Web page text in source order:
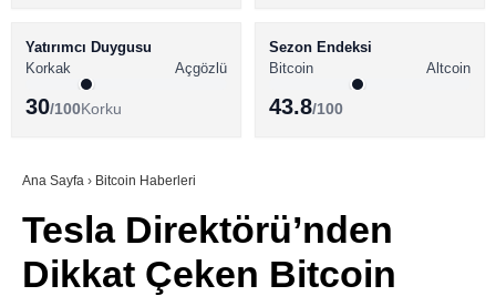
Youtube
TikTok
BİTCOİN HABERLERİ
ALTCOİN HABERLERİ
SÖZLÜK
Yatırımcı Duygusu
Korkak
Açgözlü
30/100Korku
Sezon Endeksi
Bitcoin
Altcoin
43.8/100
Ana Sayfa › Bitcoin Haberleri
Tesla Direktörü’nden
Dikkat Çeken Bitcoin